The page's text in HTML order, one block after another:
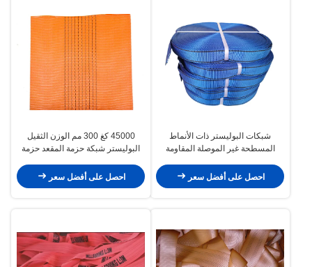
شبكات البوليستر ذات الأنماط
المسطحة غير الموصلة المقاومة
احصل على أفضل سعر
45000 كغ 300 مم الوزن الثقيل
البوليستر شبكة حزمة المقعد حزمة
احصل على أفضل سعر